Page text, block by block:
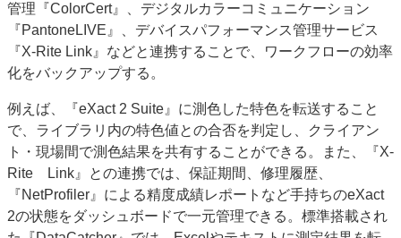
管理『ColorCert』、デジタルカラーコミュニケーション
『PantoneLIVE』、デバイスパフォーマンス管理サービス
『X‐Rite Link』などと連携することで、ワークフローの効率
化をバックアップする。
例えば、『eXact 2 Suite』に測色した特色を転送すること
で、ライブラリ内の特色値との合否を判定し、クライアン
ト・現場間で測色結果を共有することができる。また、『X-
Rite Link』との連携では、保証期間、修理履歴、
『NetProfiler』による精度成績レポートなど手持ちのeXact
2の状態をダッシュボードで一元管理できる。標準搭載され